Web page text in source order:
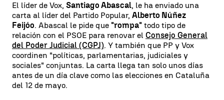
El líder de Vox, Santiago Abascal, le ha enviado una
carta al líder del Partido Popular, Alberto Núñez
Feijóo. Abascal le pide que "rompa" todo tipo de
relación con el PSOE para renovar el Consejo General
del Poder Judicial (CGPJ). Y también que PP y Vox
coordinen "políticas, parlamentarias, judiciales y
sociales" conjuntas. La carta llega tan solo unos días
antes de un día clave como las elecciones en Cataluña
del 12 de mayo.